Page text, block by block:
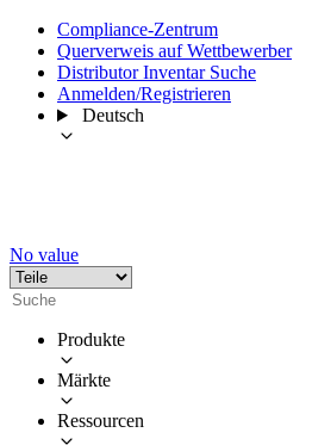
Compliance-Zentrum
Querverweis auf Wettbewerber
Distributor Inventar Suche
Anmelden/Registrieren
Deutsch
No value
Produkte
Märkte
Ressourcen